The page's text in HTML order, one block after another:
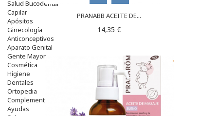
Salud Bucodental
Capilar
Apósitos
Ginecología
Anticonceptivos
Aparato Genital
Gente Mayor
Cosmética
Higiene
Dentales
Ortopedia
Complementos Nutricionales.
Ayudas
PRANABB ACEITE DE...
14,35 €